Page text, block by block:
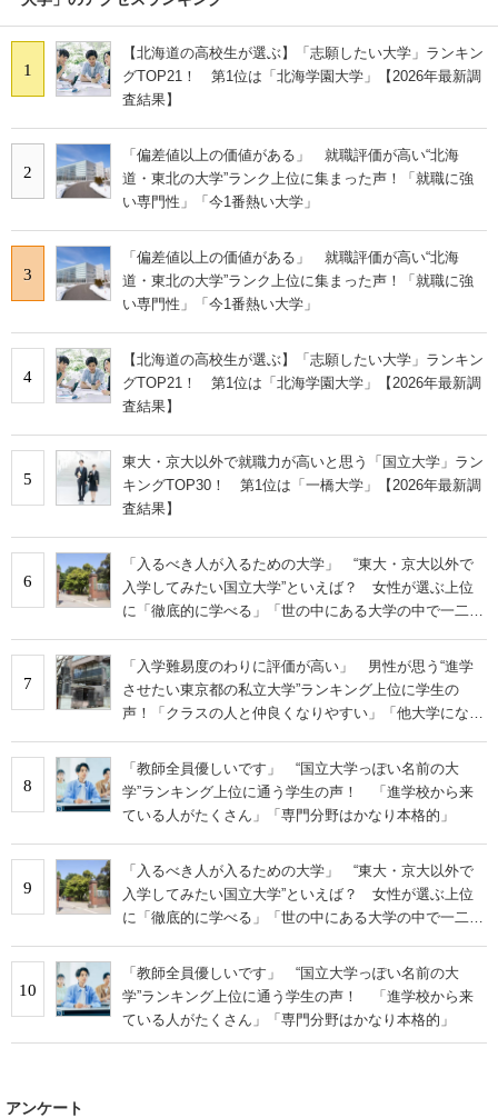
1
【北海道の高校生が選ぶ】「志願したい大学」ランキン
グTOP21！ 第1位は「北海学園大学」【2026年最新調
査結果】
2
「偏差値以上の価値がある」 就職評価が高い“北海
道・東北の大学”ランク上位に集まった声！「就職に強
い専門性」「今1番熱い大学」
3
「偏差値以上の価値がある」 就職評価が高い“北海
道・東北の大学”ランク上位に集まった声！「就職に強
い専門性」「今1番熱い大学」
4
【北海道の高校生が選ぶ】「志願したい大学」ランキン
グTOP21！ 第1位は「北海学園大学」【2026年最新調
査結果】
5
東大・京大以外で就職力が高いと思う「国立大学」ラン
キングTOP30！ 第1位は「一橋大学」【2026年最新調
査結果】
6
「入るべき人が入るための大学」 “東大・京大以外で
入学してみたい国立大学”といえば？ 女性が選ぶ上位
に「徹底的に学べる」「世の中にある大学の中で一二を
7
「入学難易度のわりに評価が高い」 男性が思う“進学
させたい東京都の私立大学”ランキング上位に学生の
声！「クラスの人と仲良くなりやすい」「他大学にない
8
「教師全員優しいです」 “国立大学っぽい名前の大
学”ランキング上位に通う学生の声！ 「進学校から来
ている人がたくさん」「専門分野はかなり本格的」
9
「入るべき人が入るための大学」 “東大・京大以外で
入学してみたい国立大学”といえば？ 女性が選ぶ上位
に「徹底的に学べる」「世の中にある大学の中で一二を
10
「教師全員優しいです」 “国立大学っぽい名前の大
学”ランキング上位に通う学生の声！ 「進学校から来
ている人がたくさん」「専門分野はかなり本格的」
アンケート